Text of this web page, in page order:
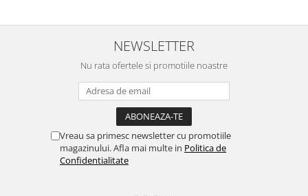
NEWSLETTER
Nu rata ofertele si promotiile noastre
Vreau sa primesc newsletter cu promotiile
magazinului. Afla mai multe in Politica de
Confidentialitate